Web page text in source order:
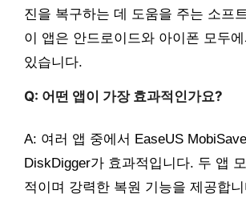
진을 복구하는 데 도움을 주는 소프
이 앱은 안드로이드와 아이폰 모두
있습니다.
Q: 어떤 앱이 가장 효과적인가요?
A: 여러 앱 중에서 EaseUS
DiskDigger가 효과적입니다. 두 앱
적이며 강력한 복원 기능을 제공합